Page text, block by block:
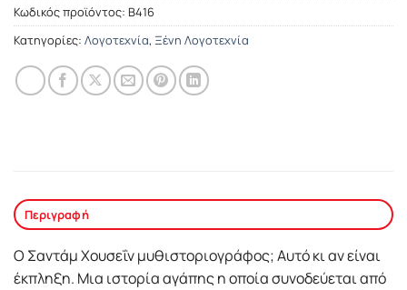
Κωδικός προϊόντος: Β416
Κατηγορίες: Λογοτεχνία, Ξένη Λογοτεχνία
Περιγραφή
Ο Σαντάμ Χουσεΐν μυθιστοριογράφος; Αυτό κι αν είναι
έκπληξη. Μια ιστορία αγάπης η οποία συνοδεύεται από